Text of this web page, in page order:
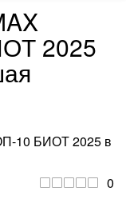
2025
0